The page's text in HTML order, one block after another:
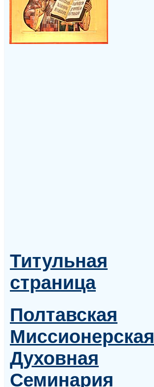
Титульная
страница
Полтавская
Миссионерская
Духовная
Семинария